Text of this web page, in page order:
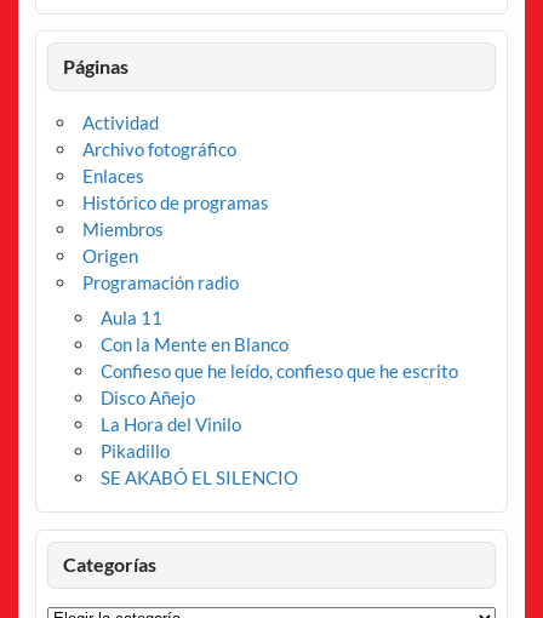
Páginas
Actividad
Archivo fotográfico
Enlaces
Histórico de programas
Miembros
Origen
Programación radio
Aula 11
Con la Mente en Blanco
Confieso que he leído, confieso que he escrito
Disco Añejo
La Hora del Vinilo
Pikadillo
SE AKABÓ EL SILENCIO
Categorías